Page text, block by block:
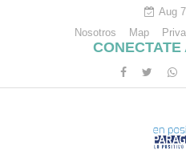
Aug
Nosotros
Map